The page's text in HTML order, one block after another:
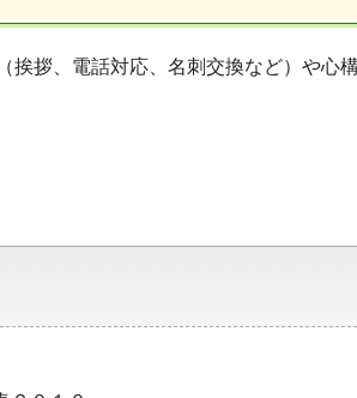
挨拶、電話対応、名刺交換など）や心